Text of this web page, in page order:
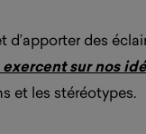
des
sur nos
et les stéréotypes.